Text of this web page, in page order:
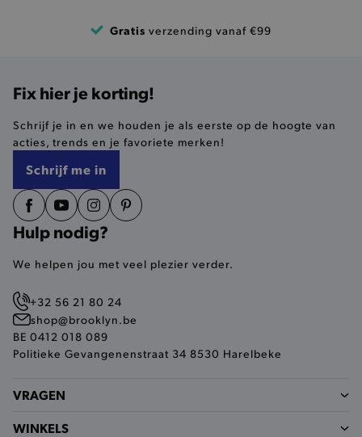
Gratis verzending vanaf €99
Fix hier je korting!
Schrijf je in en we houden je als eerste op de hoogte van
acties, trends en je favoriete merken!
Schrijf me in
Hulp nodig?
We helpen jou met veel plezier verder.
+32 56 21 80 24
shop@brooklyn.be
BE 0412 018 089
Politieke Gevangenenstraat 34 8530 Harelbeke
VRAGEN
WINKELS
Naam
pickupStoreVal
product-out-of-stock-modal